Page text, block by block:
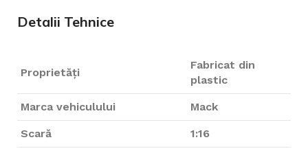
Detalii Tehnice
Proprietăți
Fabricat din
plastic
Marca vehiculului Mack
Scară 1:16